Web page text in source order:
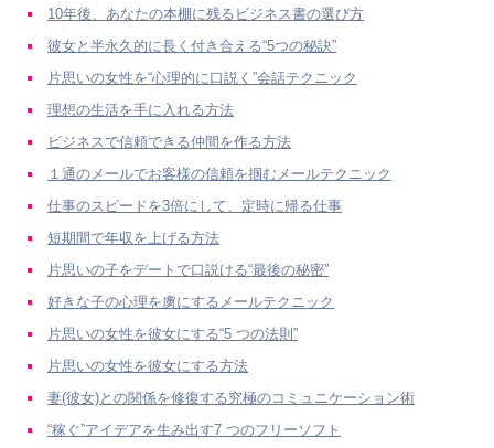
10年後、あなたの本棚に残るビジネス書の選び方
彼女と半永久的に長く付き合える“5つの秘訣”
片思いの女性を“心理的に口説く”会話テクニック
理想の生活を手に入れる方法
ビジネスで信頼できる仲間を作る方法
１通のメールでお客様の信頼を掴むメールテクニック
仕事のスピードを3倍にして、定時に帰る仕事
短期間で年収を上げる方法
片思いの子をデートで口説ける“最後の秘密”
好きな子の心理を虜にするメールテクニック
片思いの女性を彼女にする“5 つの法則”
片思いの女性を彼女にする方法
妻(彼女)との関係を修復する究極のコミュニケーション術
“稼ぐ”アイデアを生み出す7 つのフリーソフト